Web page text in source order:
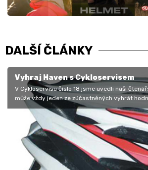
DALŠÍ ČLÁNKY
Vyhraj Haven s Cykloservisem
V Cykloservisu číslo 18 jsme uvedli naši
může vždy jeden ze zúčastněných vyhrát
zaslat…